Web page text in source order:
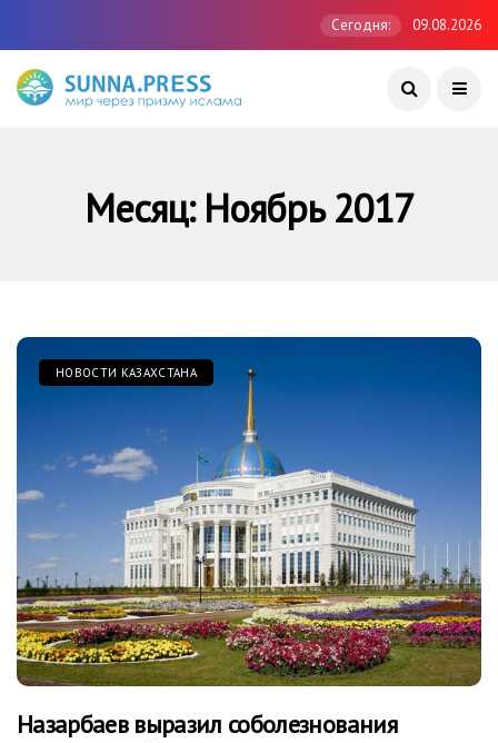
Сегодня: 09.08.2026
Месяц:Ноябрь 2017
НОВОСТИ КАЗАХСТАНА
Назарбаев выразил соболезнования